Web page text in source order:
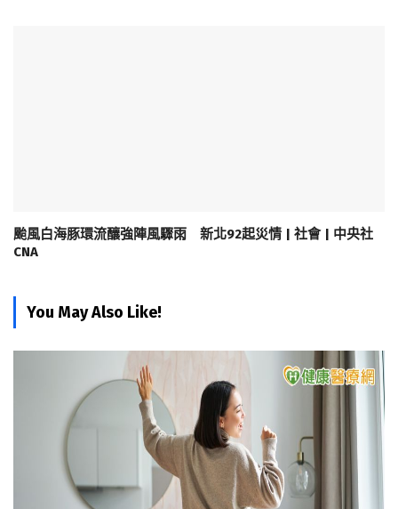
颱風白海豚環流釀強陣風驟雨 新北92起災情 | 社會 | 中央社
CNA
You May Also Like!